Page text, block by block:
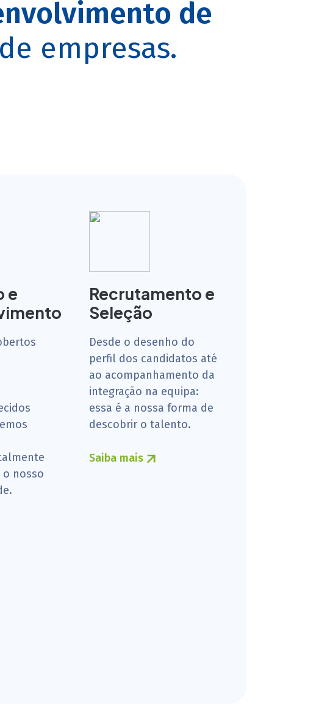
de
empresas.
e
nosso
Recrutamento e
Seleção
Desde o desenho do
perfil dos candidatos até
ao acompanhamento da
integração na equipa:
essa é a nossa forma de
descobrir o talento.
Saiba mais